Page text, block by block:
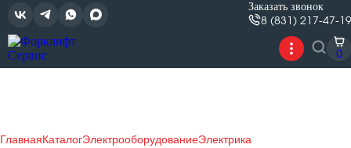
Заказать звонок
8 (831) 217-47-19
0
ГлавнаяКаталогЭлектрооборудованиеЭлектрика